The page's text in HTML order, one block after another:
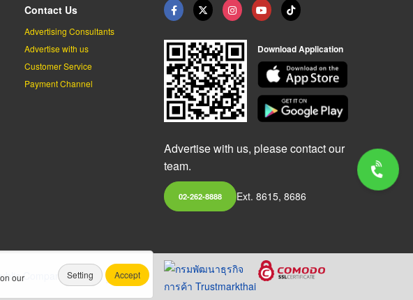
Contact Us
Advertising Consultants
Advertise with us
Customer Service
Payment Channel
Download Application
Advertise with us, please contact our
team.
02-262-8888 Ext. 8615, 8686
Company Limited.
our
Setting Accept